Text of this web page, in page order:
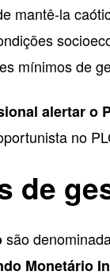
mantê-la
mínimos de
alertar o
no
de
são
Monetário